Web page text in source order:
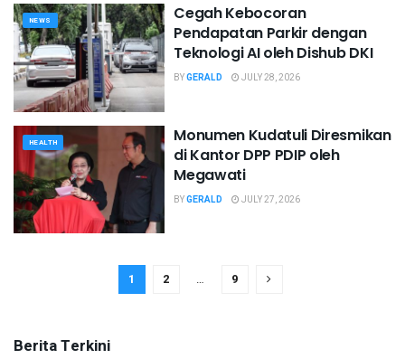
NEWS
Cegah Kebocoran
Pendapatan Parkir dengan
Teknologi AI oleh Dishub DKI
BYGERALD JULY 28, 2026
HEALTH
Monumen Kudatuli Diresmikan
di Kantor DPP PDIP oleh
Megawati
BYGERALD JULY 27, 2026
1 2 … 9
Berita Terkini